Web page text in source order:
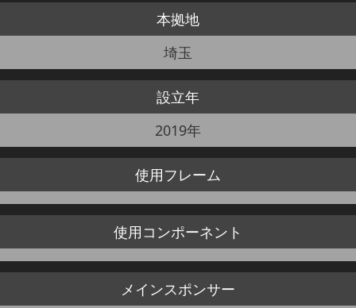
本拠地
埼玉
設立年
2019年
使用フレーム
使用コンポーネント
メインスポンサー